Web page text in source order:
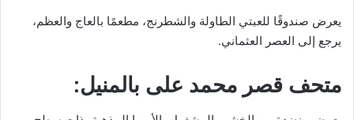
يعرض صندوقًا للعبتي الطاولة والشطرنج، مطعمًا بالعاج والعظم،
يرجع إلى العصر العثماني.
متحف قصر محمد على بالمنيل: